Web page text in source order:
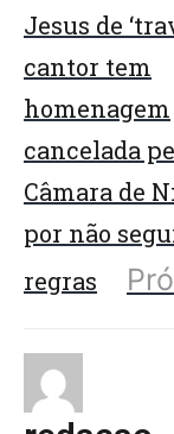
Jesus de
cantor tem
homenagem
cancelada
Câmara de
por não
regras